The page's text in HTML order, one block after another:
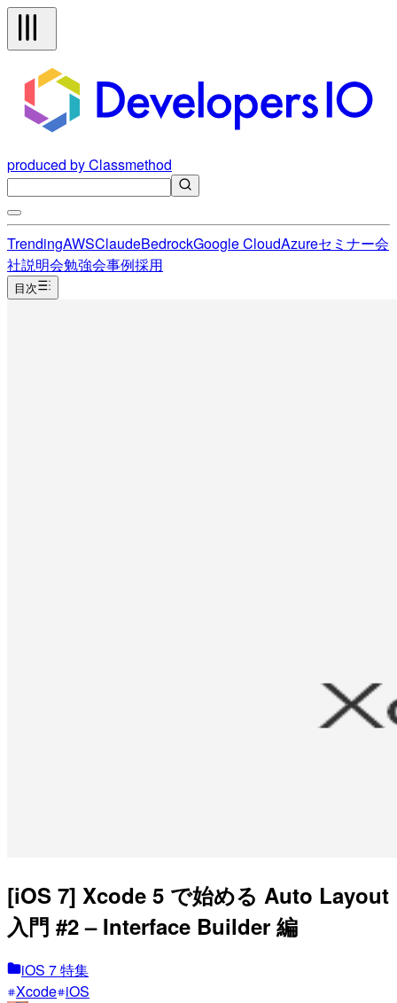
produced by Classmethod
TrendingAWSClaudeBedrockGoogle CloudAzureセミナー会
社説明会勉強会事例採用
目次
[iOS 7] Xcode 5 で始める Auto Layout
入門 #2 – Interface Builder 編
iOS 7 特集
Xcode iOS